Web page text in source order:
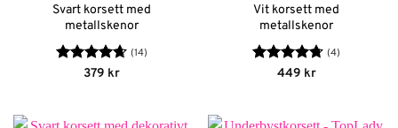
Svart korsett med
metallskenor
Betygsatt
(14)
379 kr
Vit korsett med
metallskenor
Betygsatt
(4)
449 kr